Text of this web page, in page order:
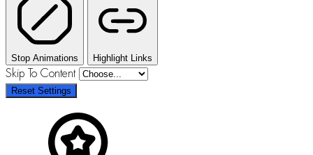
Stop Animations Highlight Links
Skip To Content
Reset Settings